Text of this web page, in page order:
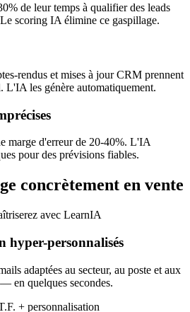
de leur temps à qualifier des leads
scoring IA élimine ce gaspillage.
rendus et mises à jour CRM prennent
L'IA les génère automatiquement.
marge d'erreur de 20-40%. L'IA
pour des prévisions fiables.
concrètement en vente
avec LearnIA
hyper-personnalisés
adaptées au secteur, au poste et aux
en quelques secondes.
+ personnalisation